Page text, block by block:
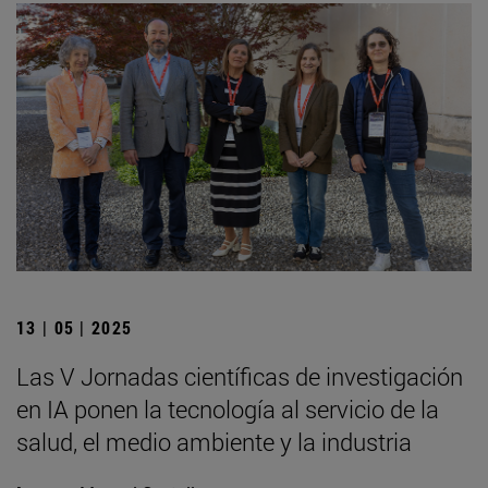
13 | 05 | 2025
Las V Jornadas científicas de investigación
en IA ponen la tecnología al servicio de la
salud, el medio ambiente y la industria